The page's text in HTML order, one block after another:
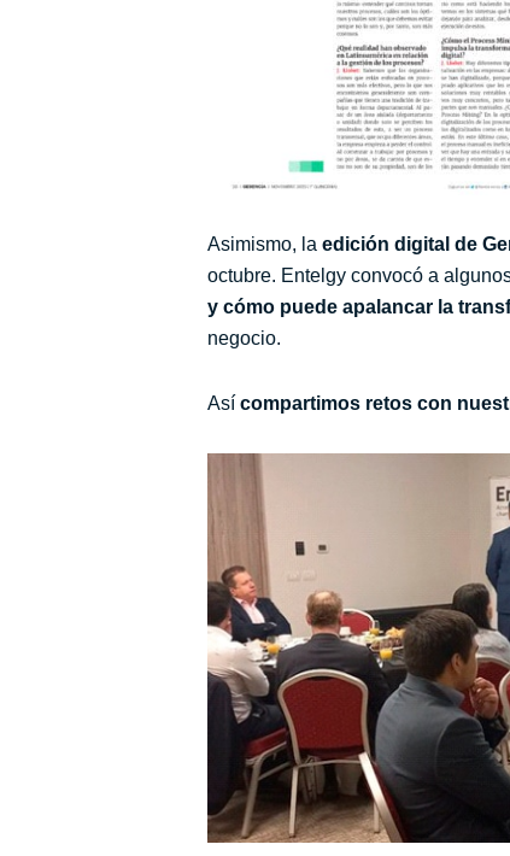
Asimismo, la edición digital de
octubre. Entelgy convocó a
y cómo puede apalancar la
negocio.
Así compartimos retos con